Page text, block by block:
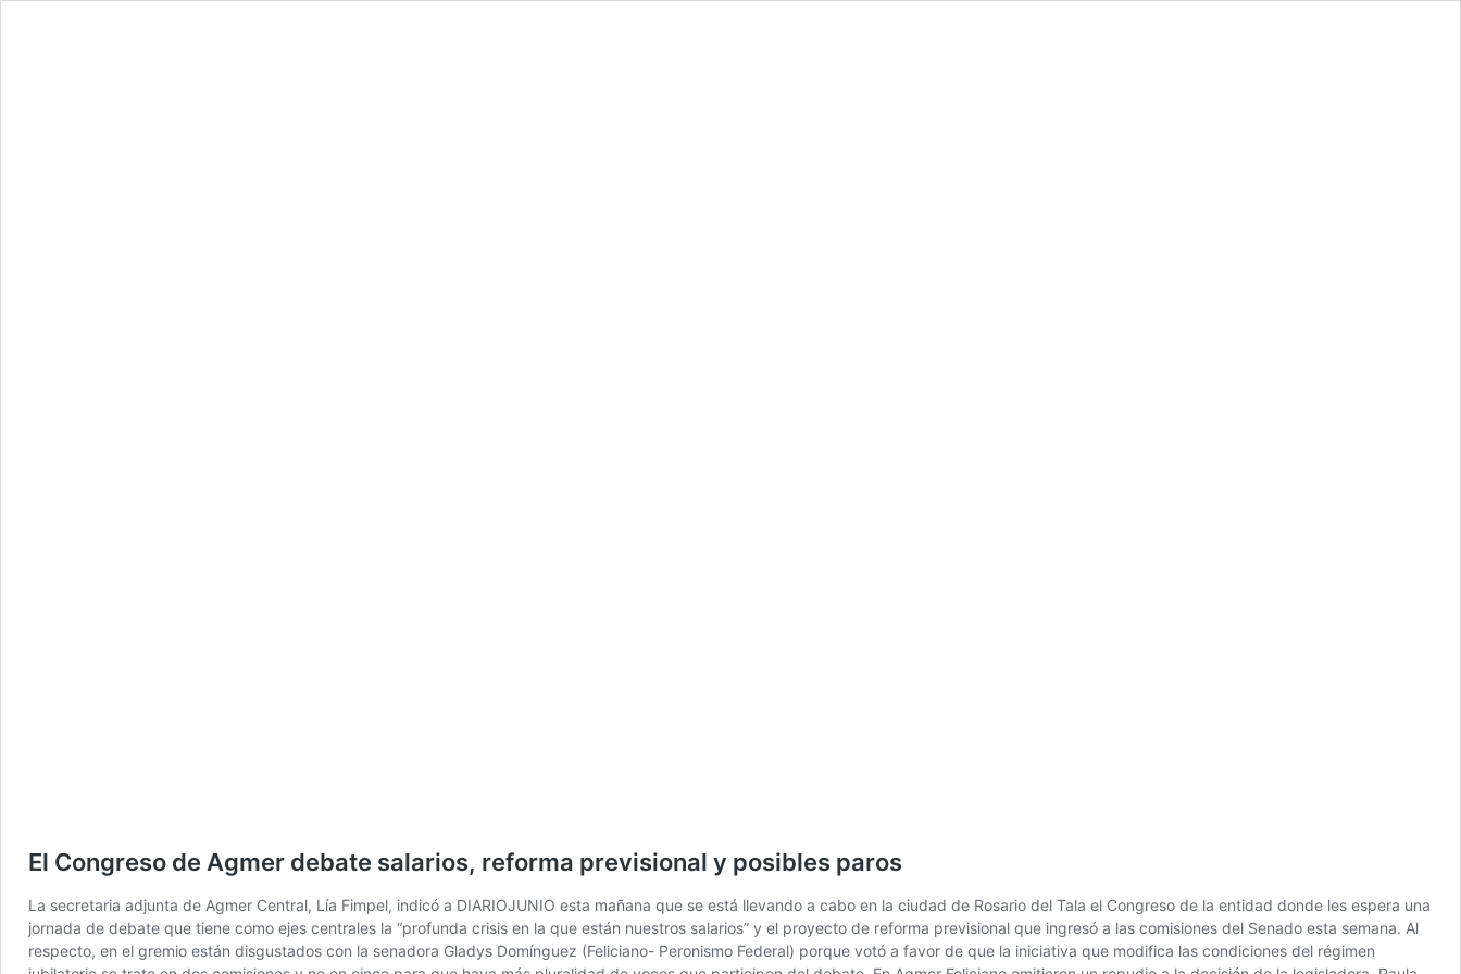
El Congreso de Agmer debate salarios, reforma previsional y posibles paros
La secretaria adjunta de Agmer Central, Lía Fimpel, indicó a DIARIOJUNIO esta mañana que se está llevando a cabo en la ciudad de Rosario del Tala el Congreso de la entidad donde les espera una
jornada de debate que tiene como ejes centrales la “profunda crisis en la que están nuestros salarios” y el proyecto de reforma previsional que ingresó a las comisiones del Senado esta semana. Al
respecto, en el gremio están disgustados con la senadora Gladys Domínguez (Feliciano- Peronismo Federal) porque votó a favor de que la iniciativa que modifica las condiciones del régimen